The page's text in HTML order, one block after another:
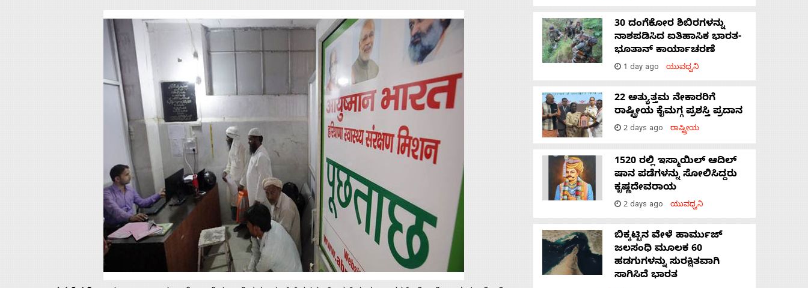
30 ದಂಗೆಕೋರ ಶಿಬಿರಗಳನ್ನು
ನಾಶಪಡಿಸಿದ ಐತಿಹಾಸಿಕ ಭಾರತ-
ಭೂತಾನ್ ಕಾರ್ಯಾಚರಣೆ
1 day ago ಯುವಧ್ವನಿ
22 ಅತ್ಯುತ್ತಮ ನೇಕಾರರಿಗೆ
ರಾಷ್ಟ್ರೀಯ ಕೈಮಗ್ಗ ಪ್ರಶಸ್ತಿ ಪ್ರದಾನ
2 days ago ರಾಷ್ಟ್ರೀಯ
1520 ರಲ್ಲಿ ಇಸ್ಮಾಯಿಲ್ ಆದಿಲ್
ಷಾನ ಪಡೆಗಳನ್ನು ಸೋಲಿಸಿದ್ದರು
ಕೃಷ್ಣದೇವರಾಯ
2 days ago ಯುವಧ್ವನಿ
ಬಿಕ್ಕಟ್ಟಿನ ವೇಳೆ ಹಾರ್ಮುಜ್
ಜಲಸಂಧಿ ಮೂಲಕ 60
ಹಡಗುಗಳನ್ನು ಸುರಕ್ಷಿತವಾಗಿ
ಸಾಗಿಸಿದೆ ಭಾರತ